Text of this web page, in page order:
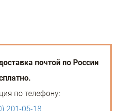
почтой по России
по телефону:
201-05-18